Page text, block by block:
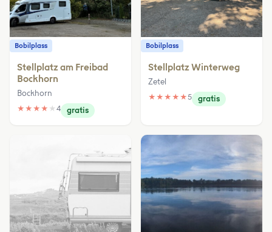
Bobilplass
Stellplatz am Freibad
Bockhorn
Bockhorn
★ ★ ★ ★ ★ 4 gratis
Bobilplass
Stellplatz Winterweg
Zetel
★ ★ ★ ★ ★5 gratis